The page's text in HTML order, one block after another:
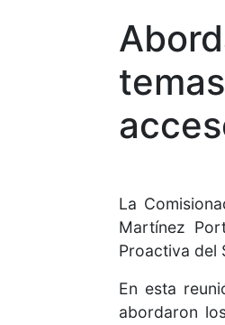
La
Martínez
Proactiva del
En esta
abordaron